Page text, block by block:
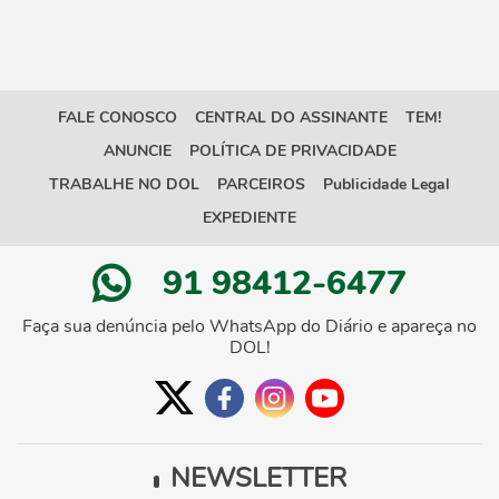
FALE CONOSCO CENTRAL DO ASSINANTE
TEM!
ANUNCIE
POLÍTICA DE PRIVACIDADE
TRABALHE NO DOL
PARCEIROS
Publicidade Legal
EXPEDIENTE
91 98412-6477
Faça sua denúncia pelo WhatsApp do Diário e apareça no
DOL!
NEWSLETTER